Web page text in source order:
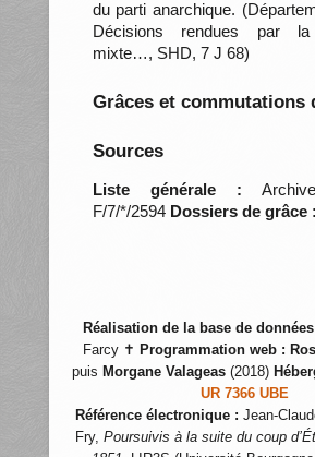
du parti anarchique.
Décisions rendues par la
mixte…, SHD, 7 J 68)
Grâces et commutations
Sources
Liste générale :
F/7/*/2594 Dossiers de grâce :
Réalisation de la base de
Farcy ✝ Programmation web :
puis Morgane Valageas (2018)
UR 7366 UBE
Référence électronique : Jean-
Fry, Poursuivis à la suite du coup